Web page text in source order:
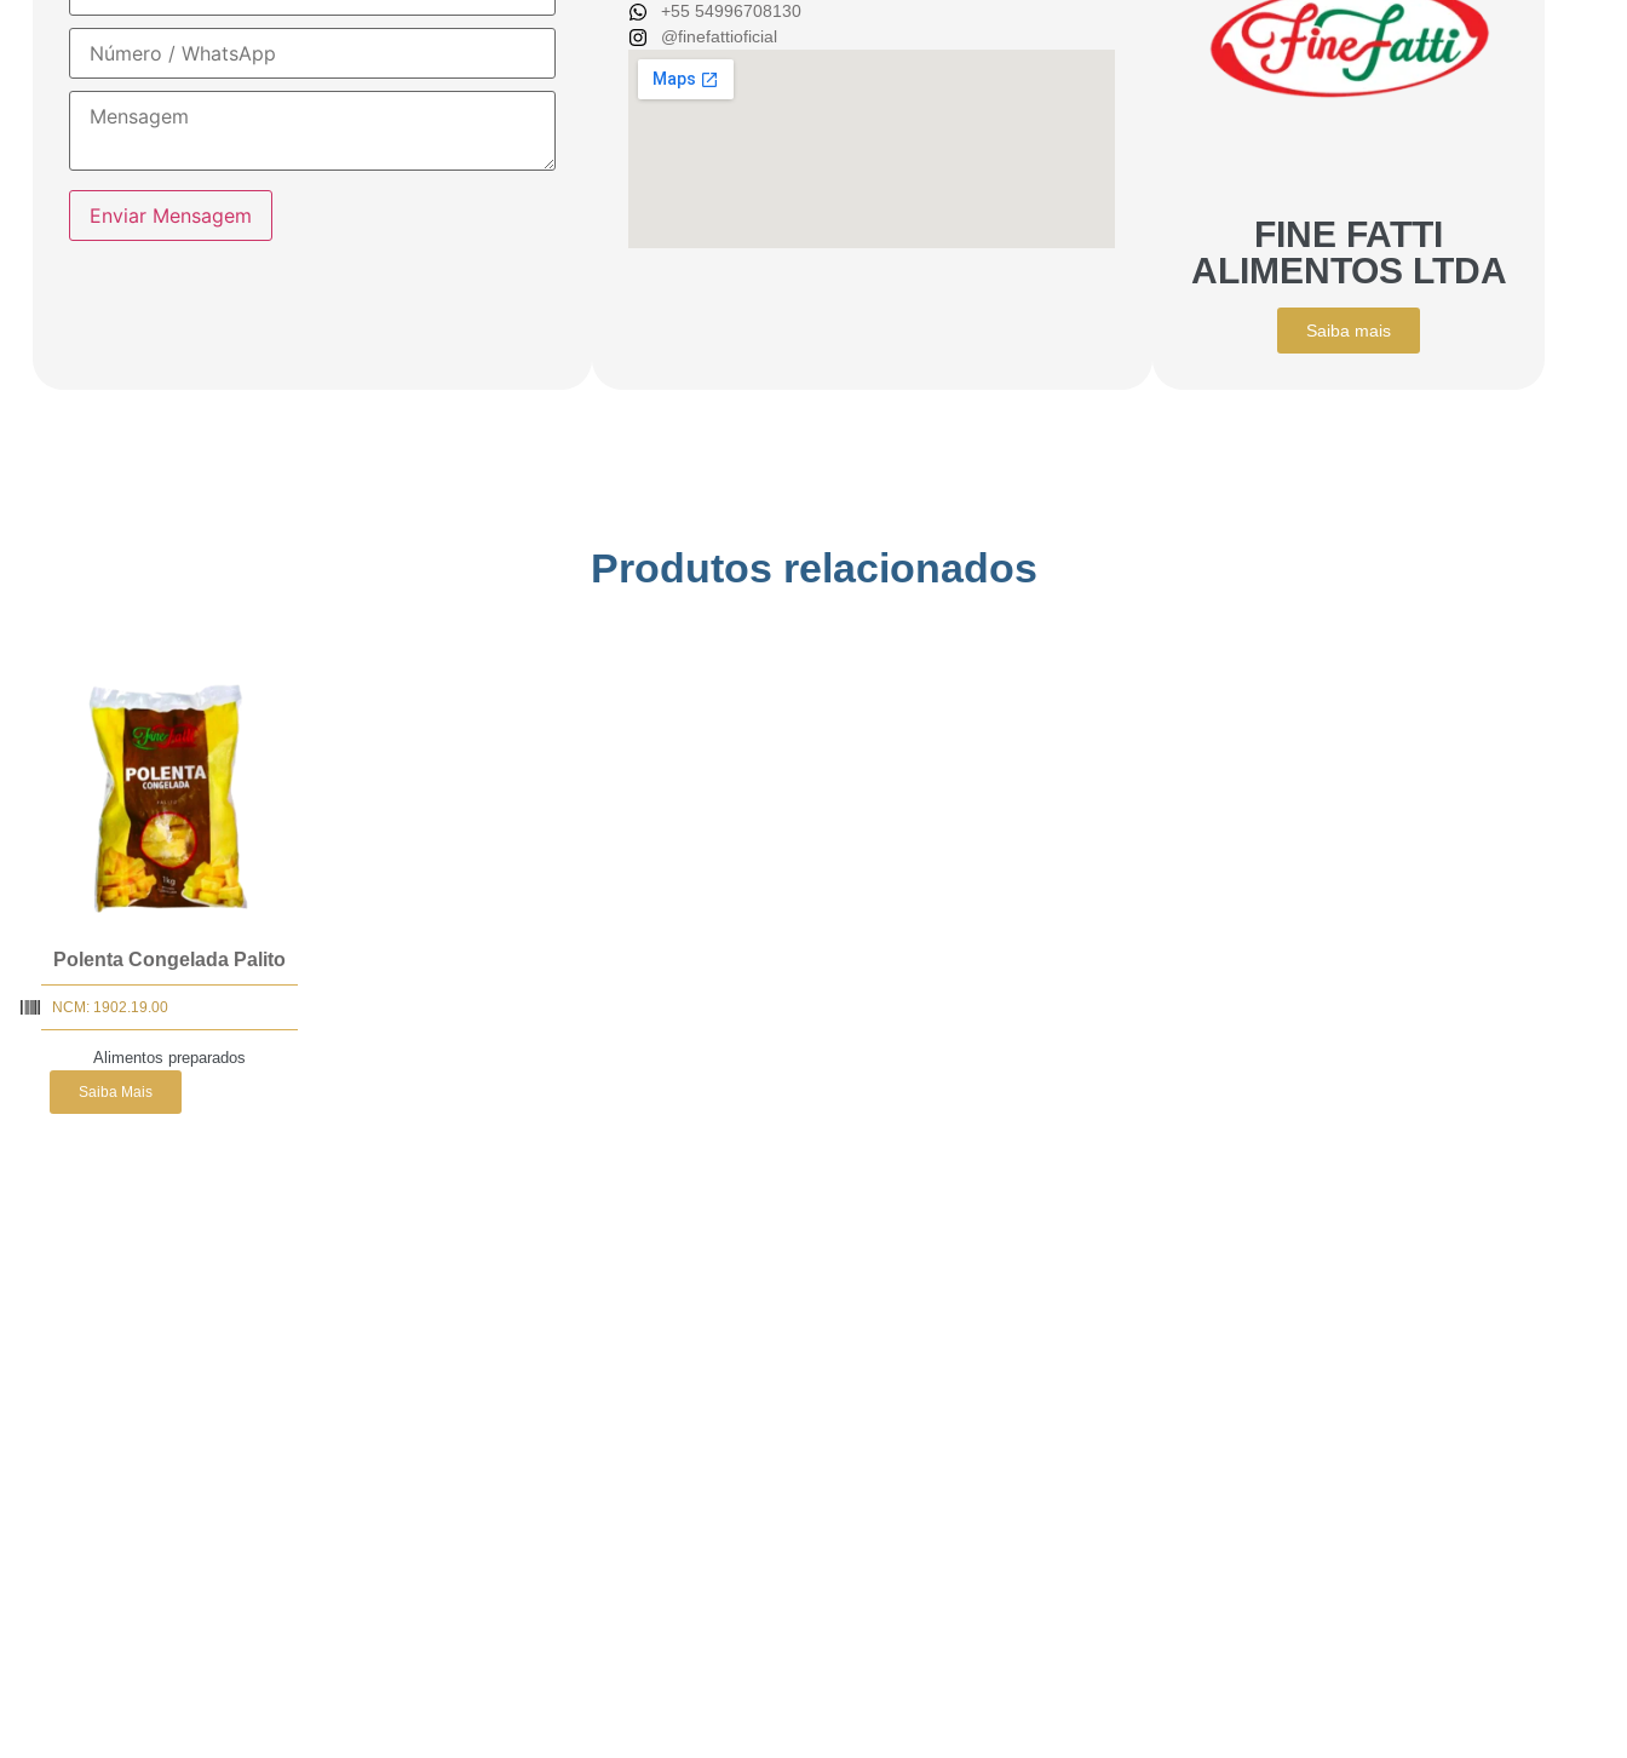
Enviar Mensagem
+55 54996708130
@finefattioficial
FINE FATTI
ALIMENTOS LTDA
Saiba mais
Produtos relacionados
Polenta Congelada Palito
NCM: 1902.19.00
Alimentos preparados
Saiba Mais